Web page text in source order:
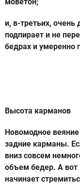
и, в-третьих, очень
подпирает и не
бедрах и умеренно
Высота карманов
Новомодное
задние карманы.
вниз совсем
объем бедер. А вот
начинает